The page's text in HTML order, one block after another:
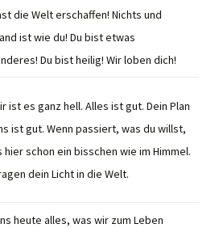
die Welt erschaffen! Nichts und
ist wie du! Du bist etwas
Du bist heilig! Wir loben dich!
ist es ganz hell. Alles ist gut. Dein Plan
ist gut. Wenn passiert, was du willst,
hier schon ein bisschen wie im Himmel.
dein Licht in die Welt.
heute alles, was wir zum Leben